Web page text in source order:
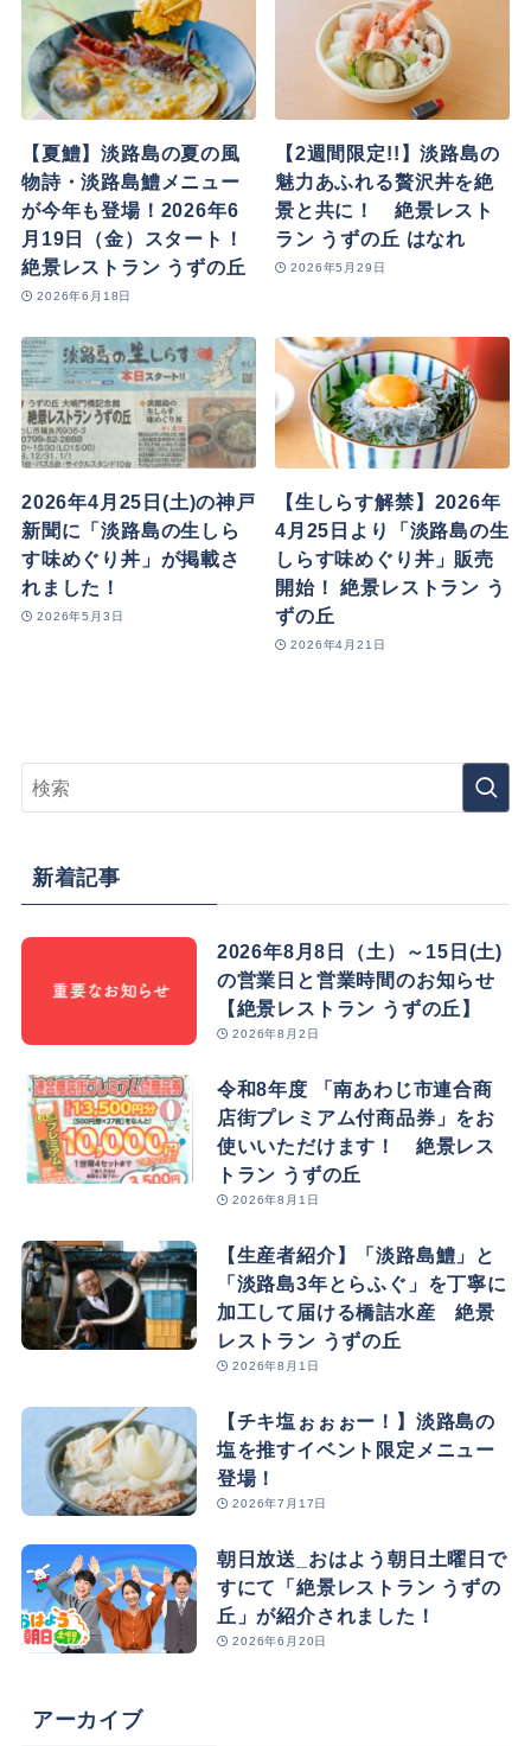
【夏鱧】淡路島の夏の風
物詩・淡路島鱧メニュー
が今年も登場！2026年6
月19日（金）スタート！
絶景レストラン うずの丘
2026年6月18日
【2週間限定!!】淡路島の
魅力あふれる贅沢丼を絶
景と共に！ 絶景レスト
ラン うずの丘 はなれ
2026年5月29日
2026年4月25日(土)の神戸
新聞に「淡路島の生しら
す味めぐり丼」が掲載さ
れました！
2026年5月3日
【生しらす解禁】2026年
4月25日より「淡路島の生
しらす味めぐり丼」販売
開始！ 絶景レストラン う
ずの丘
2026年4月21日
新着記事
2026年8月8日（土）～15日(土)
の営業日と営業時間のお知らせ
【絶景レストラン うずの丘】
2026年8月2日
令和8年度 「南あわじ市連合商
店街プレミアム付商品券」をお
使いいただけます！ 絶景レス
トラン うずの丘
2026年8月1日
【生産者紹介】「淡路島鱧」と
「淡路島3年とらふぐ」を丁寧に
加工して届ける橋詰水産 絶景
レストラン うずの丘
2026年8月1日
【チキ塩ぉぉぉー！】淡路島の
塩を推すイベント限定メニュー
登場！
2026年7月17日
朝日放送_おはよう朝日土曜日で
すにて「絶景レストラン うずの
丘」が紹介されました！
2026年6月20日
アーカイブ